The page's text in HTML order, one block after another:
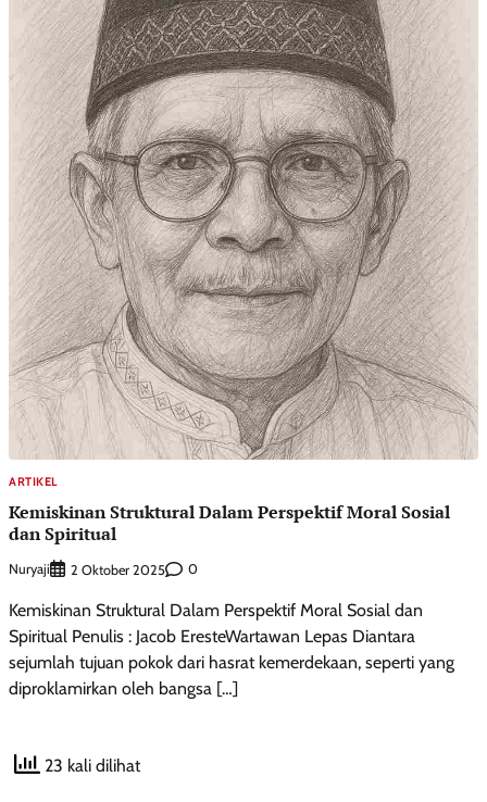
ARTIKEL
Kemiskinan Struktural Dalam Perspektif Moral Sosial
dan Spiritual
Nuryaji 2 Oktober 2025 0
Kemiskinan Struktural Dalam Perspektif Moral Sosial dan
Spiritual Penulis : Jacob EresteWartawan Lepas Diantara
sejumlah tujuan pokok dari hasrat kemerdekaan, seperti yang
diproklamirkan oleh bangsa […]
23 kali dilihat